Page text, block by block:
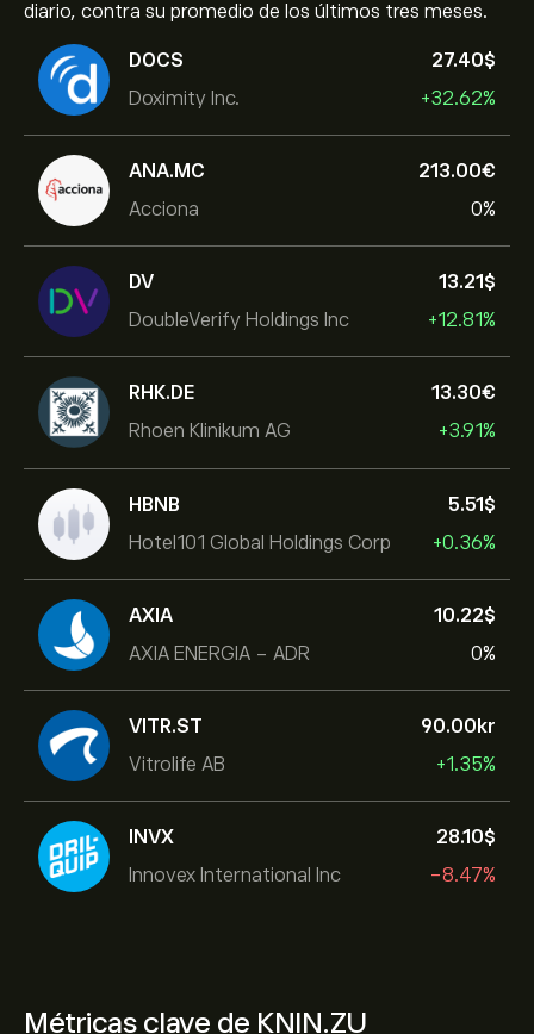
diario, contra su promedio de los últimos tres meses.
DOCS
Doximity Inc.
27.40‎$‎
+32.62%
ANA.MC
Acciona
213.00‎€‎
0%
DV
DoubleVerify Holdings Inc
13.21‎$‎
+12.81%
RHK.DE
Rhoen Klinikum AG
13.30‎€‎
+3.91%
HBNB
Hotel101 Global Holdings Corp
5.51‎$‎
+0.36%
AXIA
AXIA ENERGIA - ADR
10.22‎$‎
0%
VITR.ST
Vitrolife AB
90.00‎kr‎
+1.35%
INVX
Innovex International Inc
28.10‎$‎
-8.47%
Métricas clave de KNIN.ZU